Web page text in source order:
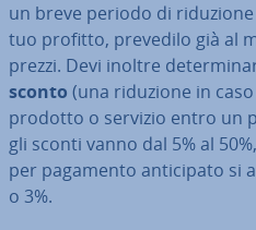
un breve periodo di
tuo profitto, prevedilo già al
prezzi. Devi inoltre
sconto (una riduzione in
prodotto o servizio entro un
gli sconti vanno dal 5% al
per pagamento an­ti­ci­pa­to si
o 3%.